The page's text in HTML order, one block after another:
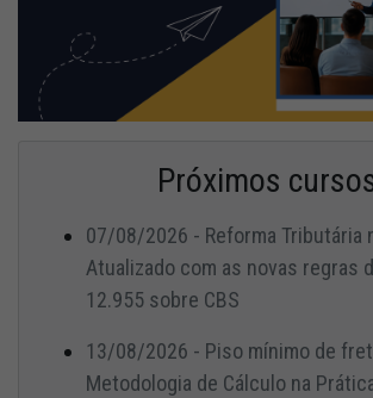
Próximos
07/08/2026 - Reforma Tributária
Atualizado com as novas regras
12.955 sobre CBS
13/08/2026 - Piso mínimo de
Metodologia de Cálculo na